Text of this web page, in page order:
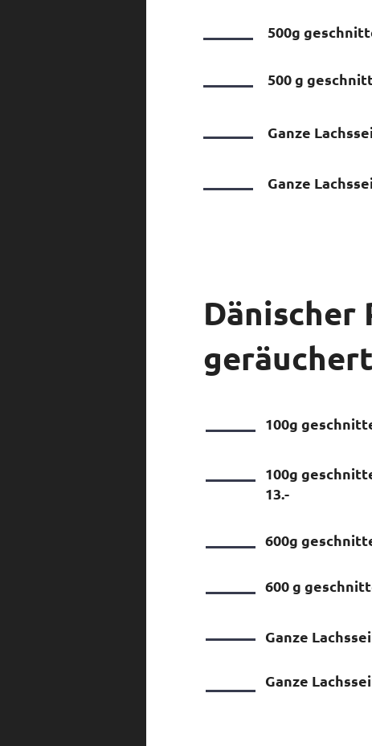
500g
500 g
Ganze
Ganze
Dänischer
geräuchert
100g
100g
13.-
600g
600 g
Ganze
Ganze